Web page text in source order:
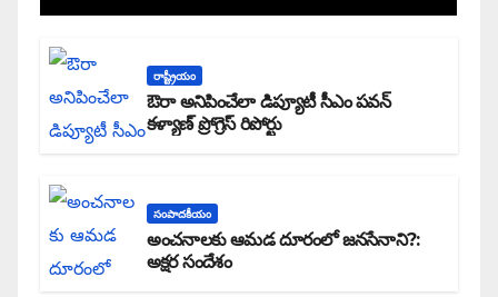
రాష్ట్రీయం
ఔరా అనిపించేలా డిప్యూటీ సీఎం పవన్
కళ్యాణ్ ప్రోగ్రెస్ రిపోర్టు
సంపాదకీయం
అంచనాలకు ఆమడ దూరంలో జనసేనాని?:
అక్షర సందేశం